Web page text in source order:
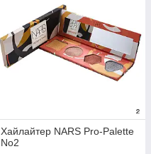
Хайлайтер NARS Pro-Palette
No2